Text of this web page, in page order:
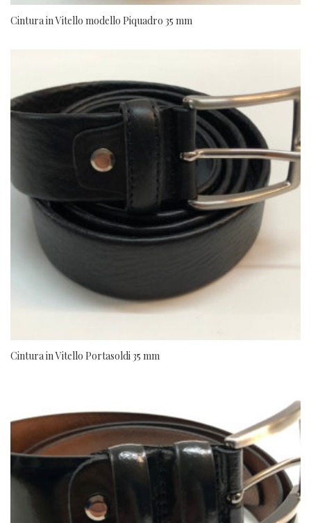
Cintura in Vitello modello Piquadro 35 mm
Cintura in Vitello Portasoldi 35 mm